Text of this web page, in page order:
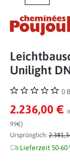
Unilight
Durchschnittliche
0
2.236,00 €
99€)
Ursprünglich:
Lieferzeit 50-60